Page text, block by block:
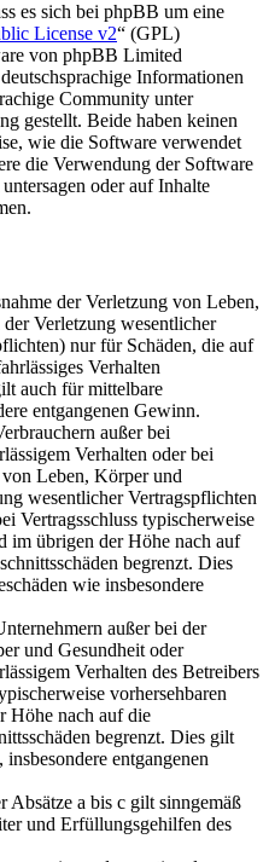
es sich bei phpBB um eine
License v2“ (GPL)
von phpBB Limited
Informationen
Community unter
gestellt. Beide haben keinen
wie die Software verwendet
die Verwendung der Software
oder auf Inhalte
der Verletzung von Leben,
Verletzung wesentlicher
nur für Schäden, die auf
Verhalten
auch für mittelbare
entgangenen Gewinn.
außer bei
Verhalten oder bei
von Leben, Körper und
wesentlicher Vertragspflichten
Vertragsschluss typischerweise
im übrigen der Höhe nach auf
begrenzt. Dies
wie insbesondere
außer bei der
und Gesundheit oder
Verhalten des Betreibers
vorhersehbaren
Höhe nach auf die
begrenzt. Dies gilt
entgangenen
Absätze a bis c gilt sinngemäß
und Erfüllungsgehilfen des